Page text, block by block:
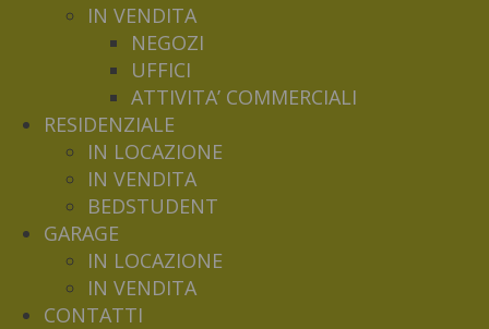
IN VENDITA
NEGOZI
UFFICI
ATTIVITA’ COMMERCIALI
RESIDENZIALE
IN LOCAZIONE
IN VENDITA
BEDSTUDENT
GARAGE
IN LOCAZIONE
IN VENDITA
CONTATTI